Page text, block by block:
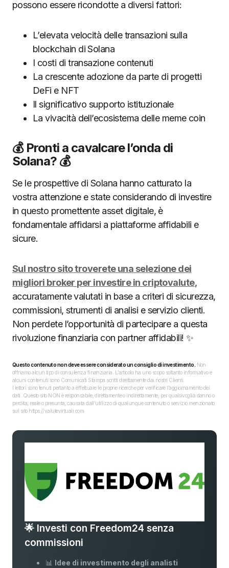
possono essere ricondotte a diversi fattori:
L’elevata velocità delle transazioni sulla
blockchain di Solana
I costi di transazione contenuti
La crescente adozione da parte di progetti
DeFi e NFT
Il significativo supporto istituzionale
La vivacità dell’ecosistema delle meme coin
💰 Pronti a cavalcare l’onda di
Solana? 💰
Se le prospettive di Solana hanno catturato la
vostra attenzione e state considerando di investire
in questo promettente asset digitale, è
fondamentale affidarsi a piattaforme affidabili e
sicure.
Sul nostro sito troverete una selezione dei
migliori broker per investire in criptovalute,
accuratamente valutati in base a criteri di sicurezza,
commissioni, strumenti di analisi e servizio clienti.
Non perdete l’opportunità di partecipare a questa
rivoluzione finanziaria con partner affidabili! ✨
Questo contenuto non deve essere considerato un consiglio di investimento. Non
offriamo alcun tipo di consulenza finanziaria. L’articolo ha uno scopo soltanto informativo e
alcuni contenuti sono Comunicati Stampa scritti direttamente dai nostri Clienti.
I lettori sono tenuti pertanto a effettuare le proprie ricerche per verificare l’aggiornamento dei
dati. Questo sito NON è responsabile, direttamente o indirettamente, per qualsivoglia danno o
perdita, reale o presunta, causata dall'utilizzo di qualunque contenuto o servizio menzionato
sul sito https://valutevirtuali.com.
🌟 Investi con Freedom24 senza
commissioni
📊 Idee di investimento degli analisti